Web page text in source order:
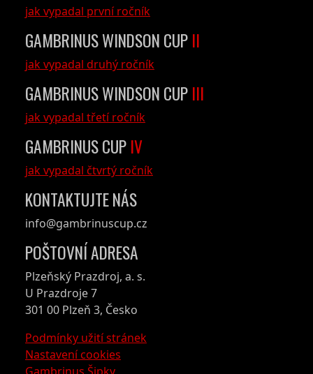
jak vypadal první ročník
GAMBRINUS WINDSON CUP II
jak vypadal druhý ročník
GAMBRINUS WINDSON CUP III
jak vypadal třetí ročník
GAMBRINUS CUP IV
jak vypadal čtvrtý ročník
KONTAKTUJTE NÁS
info@gambrinuscup.cz
POŠTOVNÍ ADRESA
Plzeňský Prazdroj, a. s.
U Prazdroje 7
301 00 Plzeň 3, Česko
Podmínky užití stránek
Nastavení cookies